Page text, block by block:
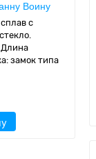
Воину
с
замок типа